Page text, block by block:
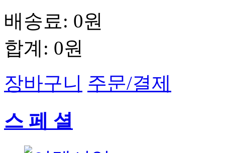
배송료: 0원
합계: 0원
장바구니 주문/결제
스 페 셜